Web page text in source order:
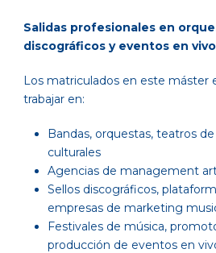
Salidas profesionales en
discográficos y eventos en
Los matriculados en este máster
trabajar en:
Bandas, orquestas, teatros
culturales
Agencias de management
Sellos discográficos,
empresas de marketing
Festivales de música,
producción de eventos en